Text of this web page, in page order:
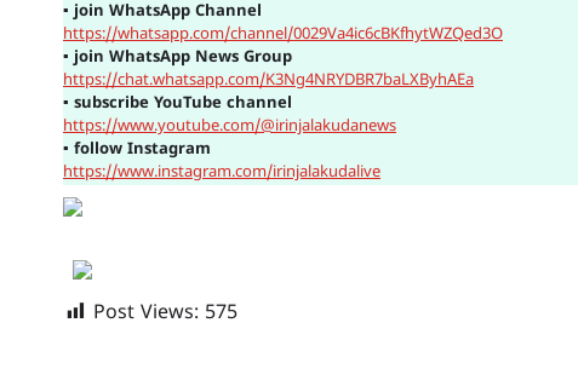
▪ join WhatsApp Channel
https://whatsapp.com/channel/0029Va4ic6cBKfhytWZQed3O
▪ join WhatsApp News Group
https://chat.whatsapp.com/K3Ng4NRYDBR7baLXByhAEa
▪ subscribe YouTube channel
https://www.youtube.com/@irinjalakudanews
▪ follow Instagram
https://www.instagram.com/irinjalakudalive
Post Views: 575